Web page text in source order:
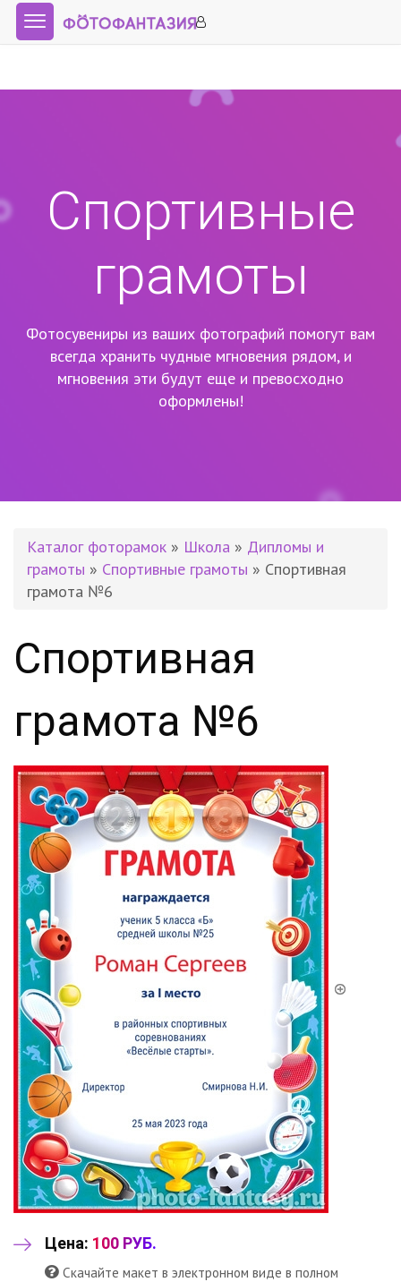
Спортивные
грамоты
Фотосувениры из ваших фотографий помогут вам
всегда хранить чудные мгновения рядом, и
мгновения эти будут еще и превосходно
оформлены!
Каталог фоторамок » Школа » Дипломы и
грамоты » Спортивные грамоты » Спортивная
грамота №6
Спортивная
грамота №6
Цена: 100 РУБ.
Скачайте макет в электронном виде в полном